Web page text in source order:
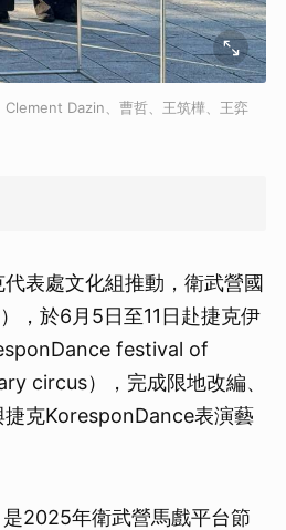
Clement Dazin、曹哲、王筑樺、王弈
表處文化組推動，衛武營國
，於6月5日至11日赴捷克伊
festival of
circus），完成限地改編、
捷克KoresponDance表演藝
2025年衛武營馬戲平台節